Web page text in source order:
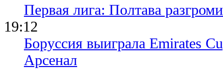
Первая лига: Полтава
19:12
Боруссия выиграла Emirates
Арсенал